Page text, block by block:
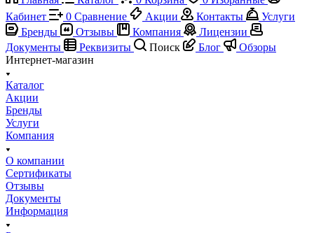
Кабинет
0 Сравнение Акции Контакты
Услуги
Бренды
Отзывы Компания
Лицензии
Документы
Реквизиты Поиск Блог
Обзоры
Интернет-магазин
Каталог
Акции
Бренды
Услуги
Компания
О компании
Сертификаты
Отзывы
Документы
Информация